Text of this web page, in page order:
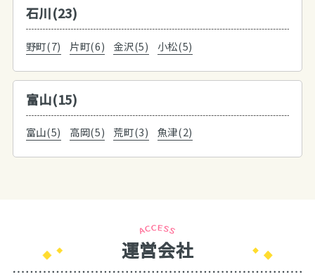
石川(23)
野町(7) 片町(6) 金沢(5) 小松(5)
富山(15)
富山(5) 高岡(5) 荒町(3) 魚津(2)
運営会社